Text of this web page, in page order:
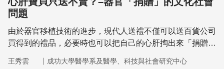
問題
由於器官移植技術的進步，現代人送禮不僅可以送百貨公司
買得到的禮品，必要時也可以把自己的心肝掏出來「捐贈」
王秀雲 ｜ 成功大學醫學系及醫學、科技與社會研究中心